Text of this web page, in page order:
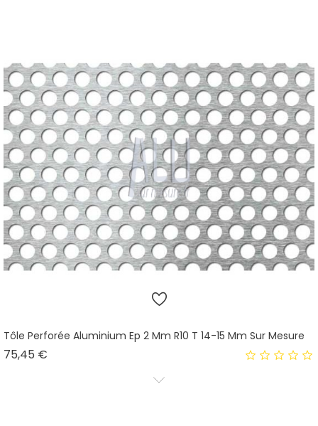
Tôle Perforée Aluminium Ep 2 Mm R10 T 14-15 Mm Sur Mesure
75,45 €